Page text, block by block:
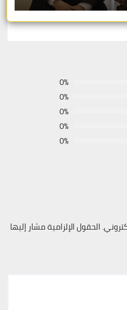
0%
0%
0%
0%
0%
الحقول الإلزامية مشار إليها